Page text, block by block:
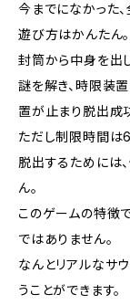
今までになかった
遊び方はかんたん。
封筒から中身を出
謎を解き、時限装
置が止まり脱出成
ただし制限時間は
脱出するためには
ん。
このゲームの特徴
ではありません。
なんとリアルなサ
うことができます。